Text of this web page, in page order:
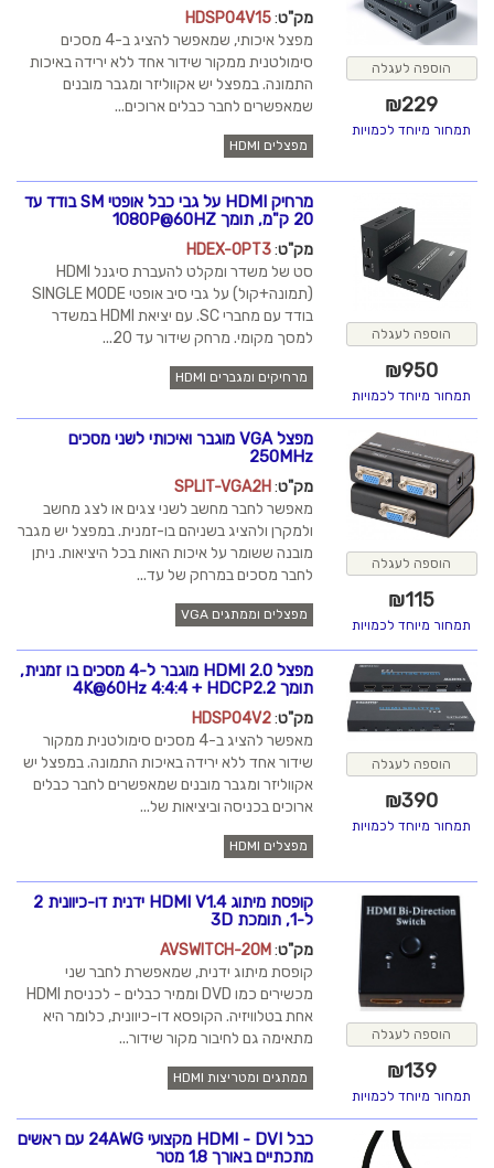
הוספה לעגלה
₪229
תמחור מיוחד לכמויות
מק"ט:
HDSP04V15
מפצל איכותי, שמאפשר להציג ב-4 מסכים
סימולטנית ממקור שידור אחד ללא ירידה באיכות
התמונה. במפצל יש אקווליזר ומגבר מובנים
שמאפשרים לחבר כבלים ארוכים...
מפצלים HDMI
הוספה לעגלה
₪950
תמחור מיוחד לכמויות
מרחיק HDMI על גבי כבל אופטי SM בודד עד
20 ק"מ, תומך 1080P@60HZ
מק"ט:
HDEX-OPT3
סט של משדר ומקלט להעברת סיגנל HDMI
(תמונה+קול) על גבי סיב אופטי SINGLE MODE
בודד עם מחברי SC. עם יציאת HDMI במשדר
למסך מקומי. מרחק שידור עד 20...
מרחיקים ומגברים HDMI
הוספה לעגלה
₪115
תמחור מיוחד לכמויות
מפצל VGA מוגבר ואיכותי לשני מסכים
250MHz
מק"ט:
SPLIT-VGA2H
מאפשר לחבר מחשב לשני צגים או לצג מחשב
ולמקרן ולהציג בשניהם בו-זמנית. במפצל יש מגבר
מובנה ששומר על איכות האות בכל היציאות. ניתן
לחבר מסכים במרחק של עד...
מפצלים וממתגים VGA
הוספה לעגלה
₪390
תמחור מיוחד לכמויות
מפצל HDMI 2.0 מוגבר ל-4 מסכים בו זמנית,
תומך 4K@60Hz 4:4:4 + HDCP2.2
מק"ט:
HDSP04V2
מאפשר להציג ב-4 מסכים סימולטנית ממקור
שידור אחד ללא ירידה באיכות התמונה. במפצל יש
אקווליזר ומגבר מובנים שמאפשרים לחבר כבלים
ארוכים בכניסה וביציאות של...
מפצלים HDMI
הוספה לעגלה
₪139
תמחור מיוחד לכמויות
קופסת מיתוג HDMI V1.4 ידנית דו-כיוונית 2
ל-1, תומכת 3D
מק"ט:
AVSWITCH-20M
קופסת מיתוג ידנית, שמאפשרת לחבר שני
מכשירים כמו DVD וממיר כבלים - לכניסת HDMI
אחת בטלוויזיה. הקופסא דו-כיוונית, כלומר היא
מתאימה גם לחיבור מקור שידור...
ממתגים ומטריצות HDMI
כבל HDMI - DVI מקצועי 24AWG עם ראשים
מתכתיים באורך 1.8 מטר